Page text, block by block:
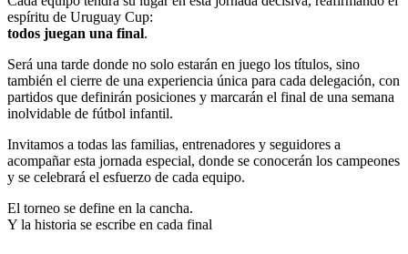
espíritu de Uruguay Cup:
todos juegan una final.
Será una tarde donde no solo estarán en juego los títulos, sino
también el cierre de una experiencia única para cada delegación, con
partidos que definirán posiciones y marcarán el final de una semana
inolvidable de fútbol infantil.
Invitamos a todas las familias, entrenadores y seguidores a
acompañar esta jornada especial, donde se conocerán los campeones
y se celebrará el esfuerzo de cada equipo.
El torneo se define en la cancha.
Y la historia se escribe en cada final